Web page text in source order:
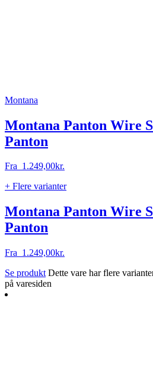
Montana
Montana Panton Wire
Panton
Fra 1.249,00kr.
+ Flere varianter
Montana Panton Wire
Panton
Fra 1.249,00kr.
Se produkt Dette vare har flere
på varesiden